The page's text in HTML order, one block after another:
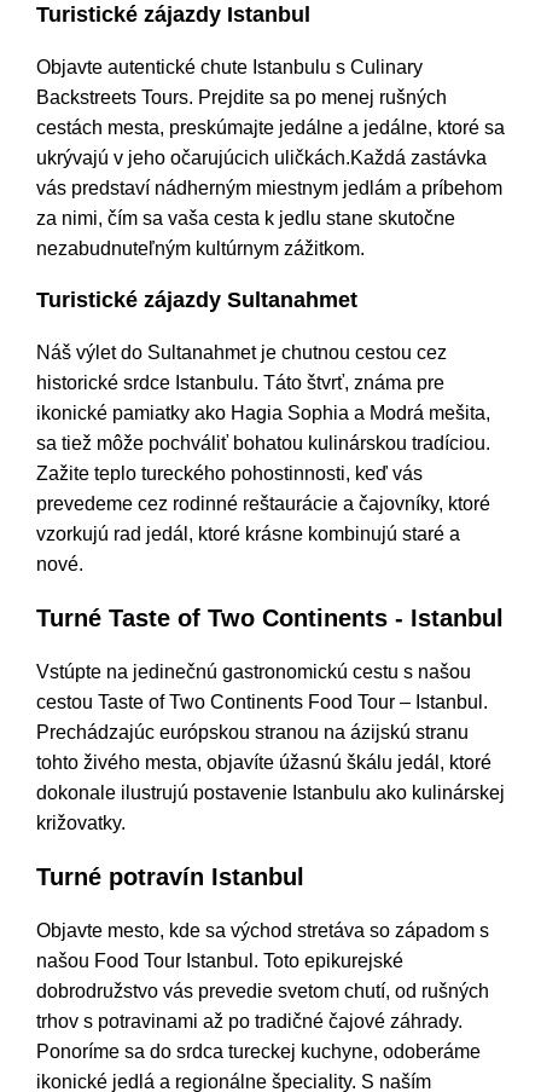
Turistické zájazdy Istanbul
Objavte autentické chute Istanbulu s Culinary
Backstreets Tours. Prejdite sa po menej rušných
cestách mesta, preskúmajte jedálne a jedálne, ktoré sa
ukrývajú v jeho očarujúcich uličkách.Každá zastávka
vás predstaví nádherným miestnym jedlám a príbehom
za nimi, čím sa vaša cesta k jedlu stane skutočne
nezabudnuteľným kultúrnym zážitkom.
Turistické zájazdy Sultanahmet
Náš výlet do Sultanahmet je chutnou cestou cez
historické srdce Istanbulu. Táto štvrť, známa pre
ikonické pamiatky ako Hagia Sophia a Modrá mešita,
sa tiež môže pochváliť bohatou kulinárskou tradíciou.
Zažite teplo tureckého pohostinnosti, keď vás
prevedeme cez rodinné reštaurácie a čajovníky, ktoré
vzorkujú rad jedál, ktoré krásne kombinujú staré a
nové.
Turné Taste of Two Continents - Istanbul
Vstúpte na jedinečnú gastronomickú cestu s našou
cestou Taste of Two Continents Food Tour – Istanbul.
Prechádzajúc európskou stranou na ázijskú stranu
tohto živého mesta, objavíte úžasnú škálu jedál, ktoré
dokonale ilustrujú postavenie Istanbulu ako kulinárskej
križovatky.
Turné potravín Istanbul
Objavte mesto, kde sa východ stretáva so západom s
našou Food Tour Istanbul. Toto epikurejské
dobrodružstvo vás prevedie svetom chutí, od rušných
trhov s potravinami až po tradičné čajové záhrady.
Ponoríme sa do srdca tureckej kuchyne, odoberáme
ikonické jedlá a regionálne špeciality. S naším